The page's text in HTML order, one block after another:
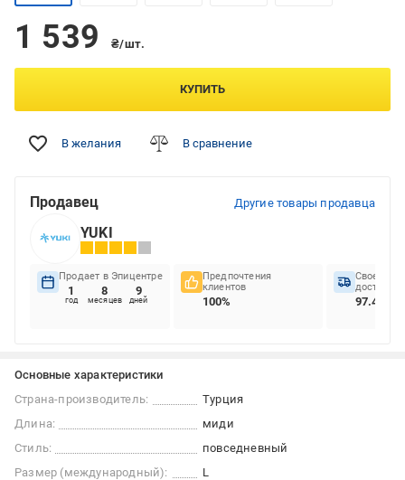
1 539 ₴/шт.
КУПИТЬ
В желания В сравнение
Продавец Другие товары продавца
YUKI
Продает в Эпицентре
1
год
8
месяцев
9
дней
Предпочтения
клиентов
100%
доставок
97.47%
Основные характеристики
Страна-производитель:
Турция
Длина:
миди
Стиль:
повседневный
Размер (международный):
L